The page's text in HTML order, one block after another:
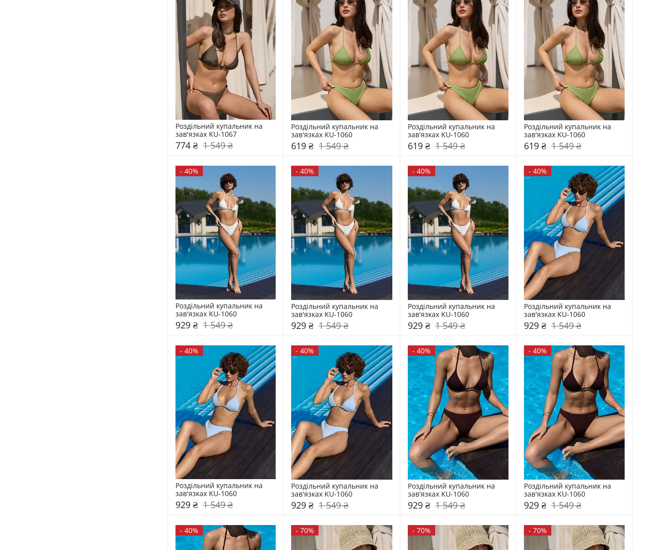
Роздільний купальник на
зав'язках KU-1067
774 ₴ 1 549 ₴
Роздільний купальник на
зав'язках KU-1060
619 ₴ 1 549 ₴
Роздільний купальник на
зав'язках KU-1060
619 ₴ 1 549 ₴
Роздільний купальник на
зав'язках KU-1060
619 ₴ 1 549 ₴
- 40%
Роздільний купальник на
зав'язках KU-1060
929 ₴ 1 549 ₴
-40%
Роздільний купальник на
зав'язках KU-1060
929 ₴ 1 549 ₴
- 40%
Роздільний купальник на
зав'язках KU-1060
929 ₴ 1 549 ₴
- 40%
Роздільний купальник на
зав'язках KU-1060
929 ₴ 1 549 ₴
- 40%
Роздільний купальник на
зав'язках KU-1060
929 ₴ 1 549 ₴
-40%
Роздільний купальник на
зав'язках KU-1060
929 ₴ 1 549 ₴
- 40%
Роздільний купальник на
зав'язках KU-1060
929 ₴ 1 549 ₴
- 40%
Роздільний купальник на
зав'язках KU-1060
929 ₴ 1 549 ₴
- 40% -70% - 70% - 70%